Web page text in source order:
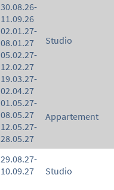
30.08.26-
11.09.26
02.01.27-
08.01.27
05.02.27-
12.02.27
19.03.27-
02.04.27
01.05.27-
08.05.27
12.05.27-
28.05.27
Studio
Appartement
29.08.27-
10.09.27
Studio